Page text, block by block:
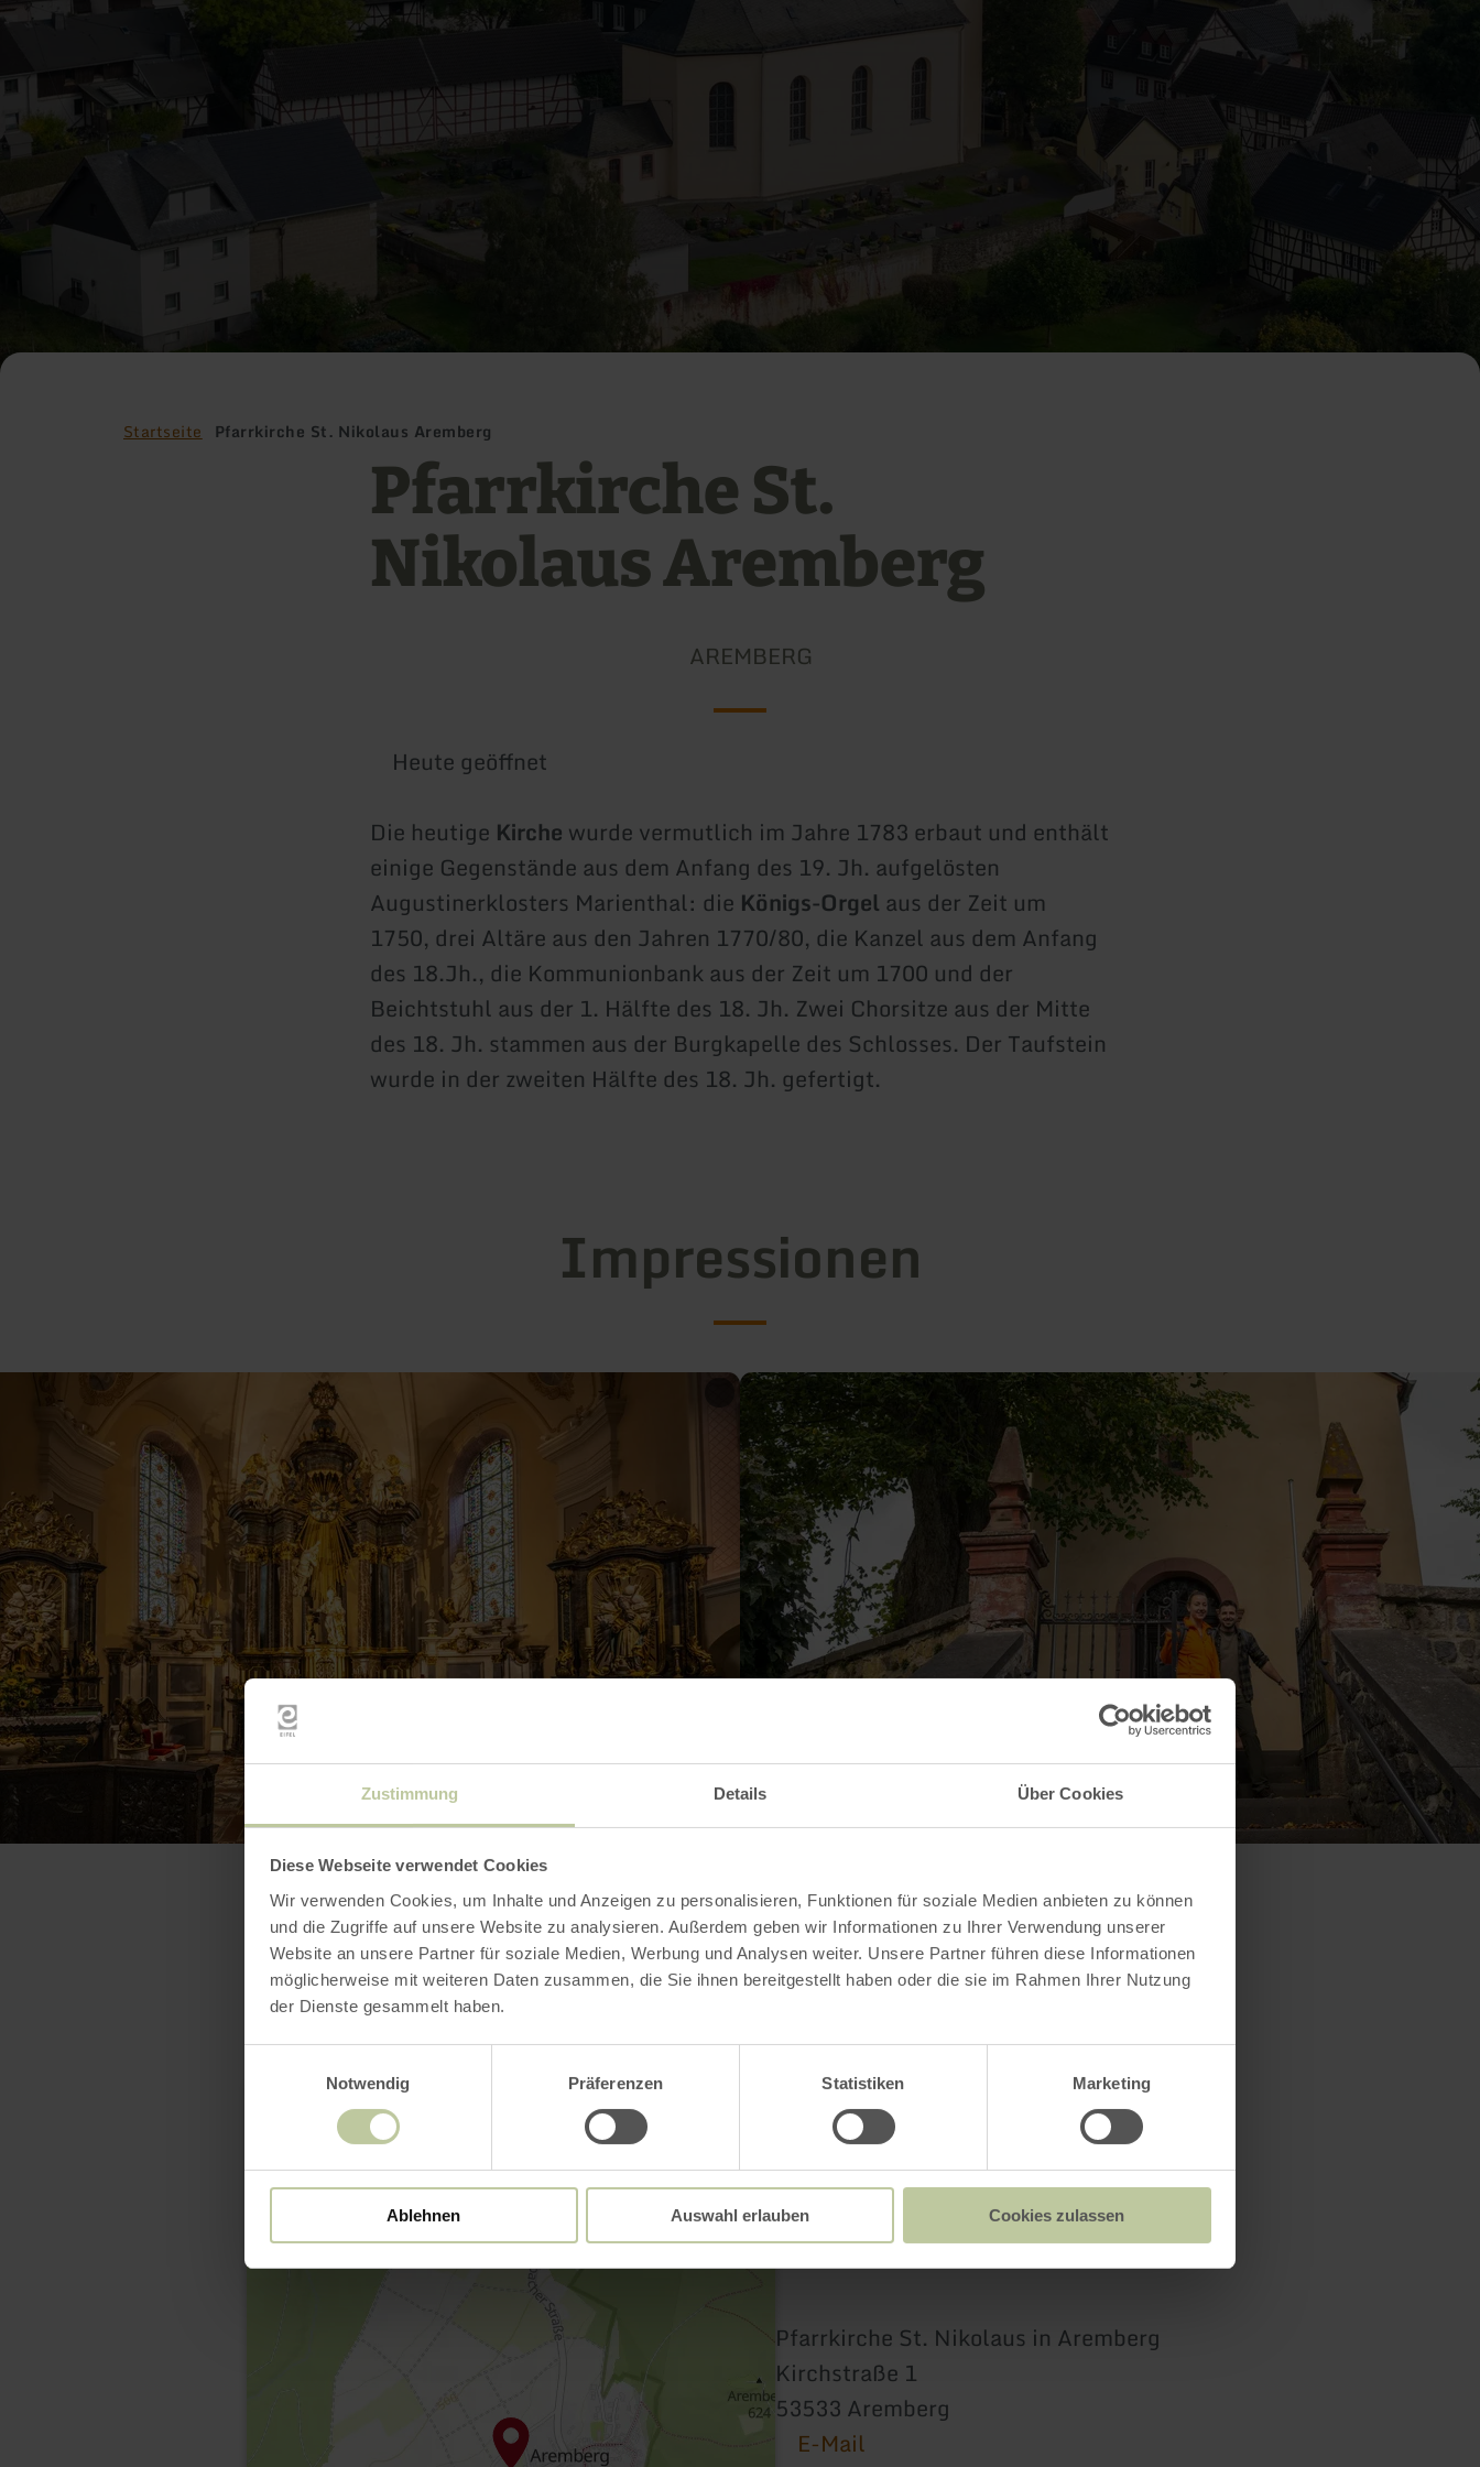
Zustimmung Details Über Cookies
Diese Webseite verwendet Cookies
Wir verwenden Cookies, um Inhalte und Anzeigen zu personalisieren, Funktionen für soziale Medien anbieten zu können
und die Zugriffe auf unsere Website zu analysieren. Außerdem geben wir Informationen zu Ihrer Verwendung unserer
Website an unsere Partner für soziale Medien, Werbung und Analysen weiter. Unsere Partner führen diese Informationen
möglicherweise mit weiteren Daten zusammen, die Sie ihnen bereitgestellt haben oder die sie im Rahmen Ihrer Nutzung
der Dienste gesammelt haben.
Notwendig
Präferenzen Statistiken Marketing
Ablehnen Auswahl erlauben Cookies zulassen
Startseite Pfarrkirche St. Nikolaus Aremberg
Pfarrkirche St.
Nikolaus Aremberg
AREMBERG
Heute geöffnet
Die heutige Kirche wurde vermutlich im Jahre 1783 erbaut und enthält
einige Gegenstände aus dem Anfang des 19. Jh. aufgelösten
Augustinerklosters Marienthal: die Königs-Orgel aus der Zeit um
1750, drei Altäre aus den Jahren 1770/80, die Kanzel aus dem Anfang
des 18.Jh., die Kommunionbank aus der Zeit um 1700 und der
Beichtstuhl aus der 1. Hälfte des 18. Jh. Zwei Chorsitze aus der Mitte
des 18. Jh. stammen aus der Burgkapelle des Schlosses. Der Taufstein
wurde in der zweiten Hälfte des 18. Jh. gefertigt.
Impressionen
Kontakt
Pfarrkirche St. Nikolaus in Aremberg
Kirchstraße 1
53533 Aremberg
E-Mail